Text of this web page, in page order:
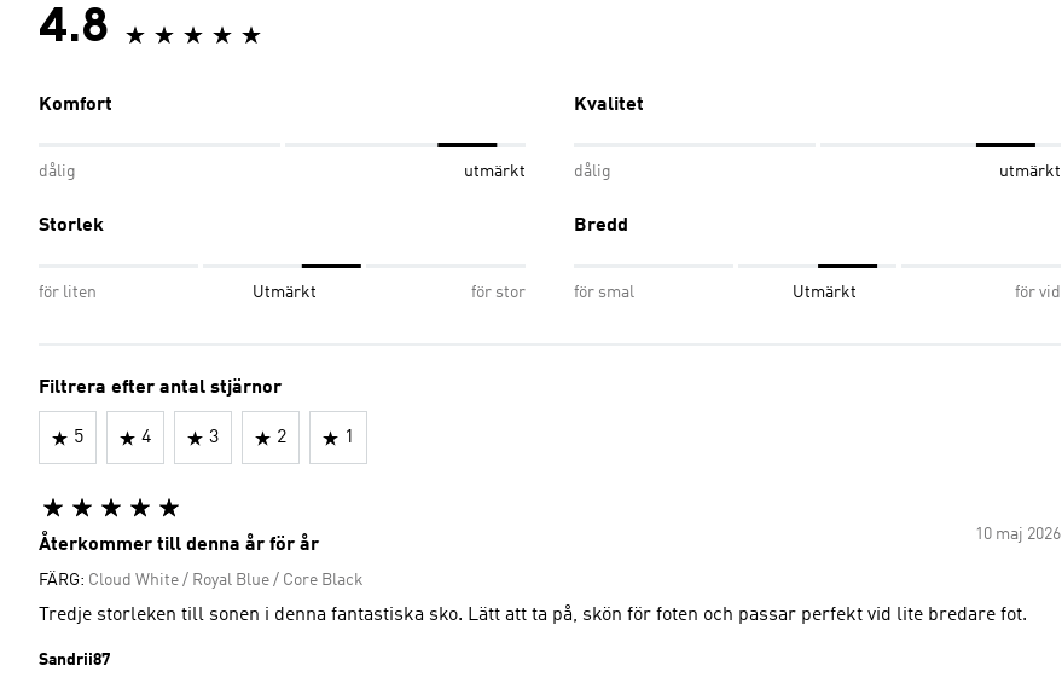
4.8
Komfort
dålig utmärkt
Kvalitet
dålig utmärkt
Storlek
för liten Utmärkt för stor
Bredd
för smal Utmärkt för vid
Filtrera efter antal stjärnor
5 4 3 2 1
10 maj 2026
Återkommer till denna år för år
FÄRG: Cloud White / Royal Blue / Core Black
Tredje storleken till sonen i denna fantastiska sko. Lätt att ta på, skön för foten och passar perfekt vid lite bredare fot.
Sandrii87